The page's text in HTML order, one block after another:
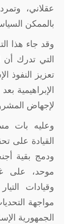
عقلاني،
بالممكن
وقد جاء هذا
التي تدرك أن
تعزيز النفوذ
الإبراهيمية
لإجهاض
وعليه بات
القيادة على
ودمج بقية
موحد، على
وقيادات
مواجهة
الجمهورية